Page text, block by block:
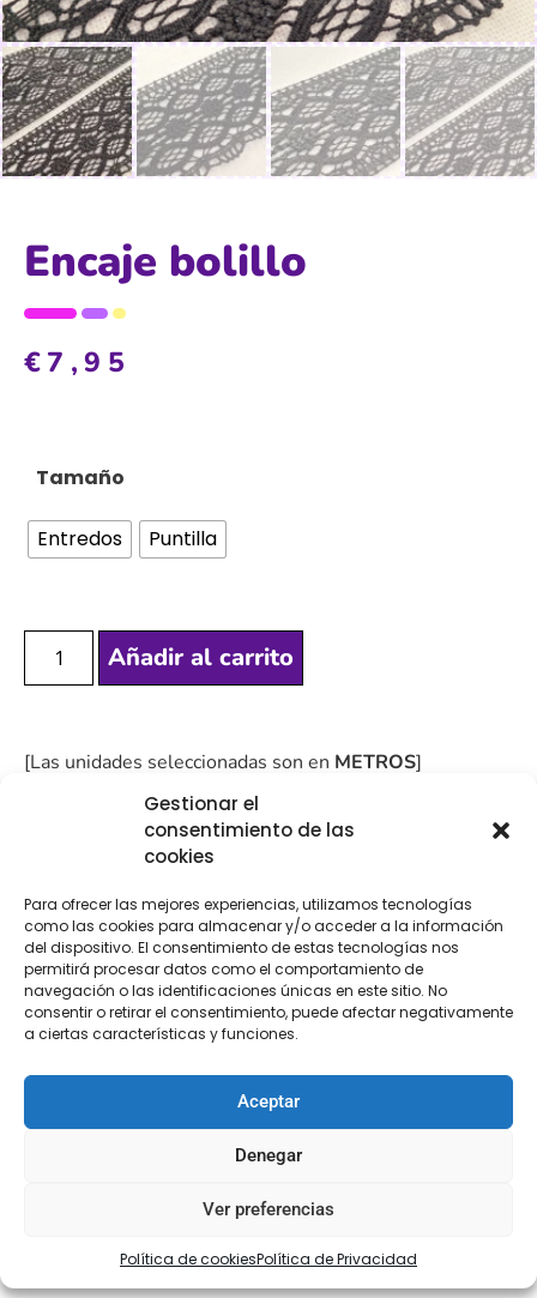
Gestionar el
consentimiento de las
cookies
Para ofrecer las mejores experiencias, utilizamos tecnologías
como las cookies para almacenar y/o acceder a la información
del dispositivo. El consentimiento de estas tecnologías nos
permitirá procesar datos como el comportamiento de
navegación o las identificaciones únicas en este sitio. No
consentir o retirar el consentimiento, puede afectar negativamente
a ciertas características y funciones.
Aceptar
Denegar
Ver preferencias
Política de cookiesPolítica de Privacidad
Encaje bolillo
€7,95
Tamaño
Entredos Puntilla
Añadir al carrito
[Las unidades seleccionadas son en METROS]
COMPRA
SEGURA
ENVÍO 24-48H TIENDA FÍSICA
Descripción Información adicional
Encaje punta yentredós de bolillo ,